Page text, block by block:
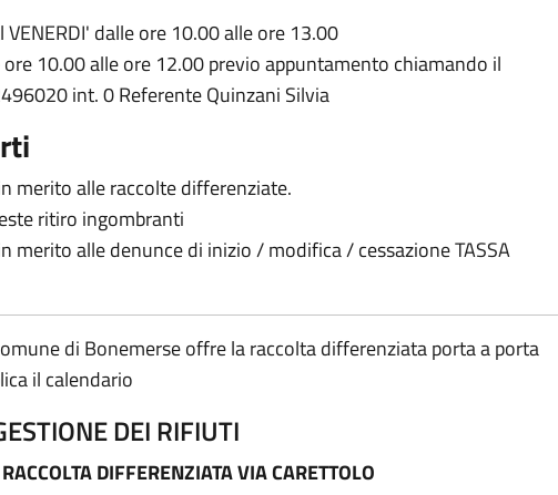
VENERDI' dalle ore 10.00 alle ore 13.00
ore 10.00 alle ore 12.00 previo appuntamento chiamando il
int. 0 Referente Quinzani Silvia
merito alle raccolte differenziate.
ritiro ingombranti
merito alle denunce di inizio / modifica / cessazione TASSA
di Bonemerse offre la raccolta differenziata porta a porta
il calendario
DEI RIFIUTI
DIFFERENZIATA VIA CARETTOLO